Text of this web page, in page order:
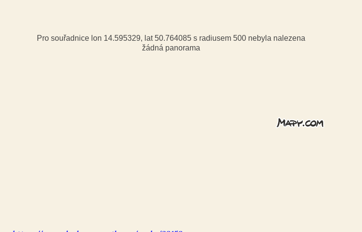
Pro souřadnice lon 14.595329, lat 50.764085 s radiusem 500 nebyla nalezena
žádná panorama